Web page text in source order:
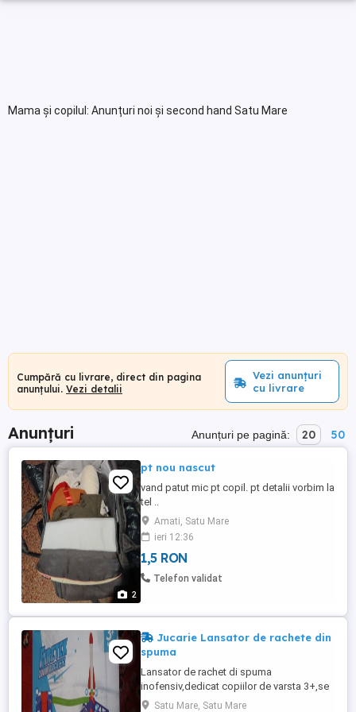
Mama și copilul: Anunțuri noi și second hand Satu Mare
Cumpără cu livrare, direct din pagina
anunțului. Vezi detalii
Vezi anunțuri
cu livrare
Anunțuri Anunțuri pe pagină: 20 50
2
pt nou nascut
vand patut mic pt copil. pt detalii vorbim la
tel ..
Amati, Satu Mare
ieri 12:36
1,5 RON
Telefon validat
Jucarie Lansator de rachete din
spuma
Lansator de rachet di spuma
inofensiv,dedicat copiilor de varsta 3+,se
poate folosi atit in interior cit si in
Satu Mare, Satu Mare